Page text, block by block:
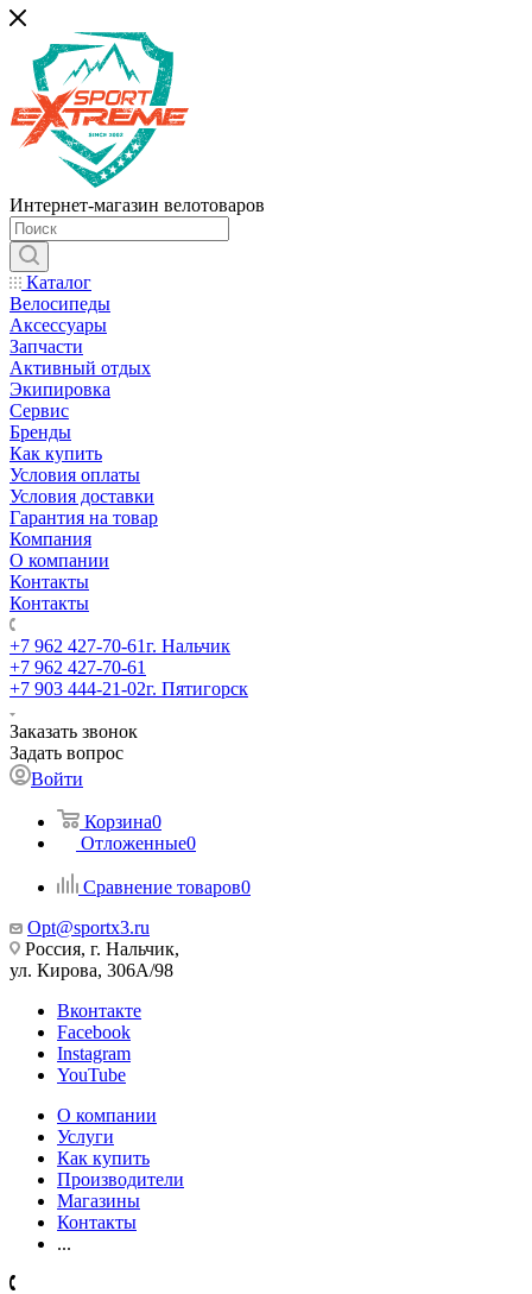
Интернет-магазин велотоваров
Каталог
Велосипеды
Аксессуары
Запчасти
Активный отдых
Экипировка
Сервис
Бренды
Как купить
Условия оплаты
Условия доставки
Гарантия на товар
Компания
О компании
Контакты
Контакты
+7 962 427-70-61г. Нальчик
+7 962 427-70-61
+7 903 444-21-02г. Пятигорск
Заказать звонок
Задать вопрос
Войти
Корзина0
Отложенные0
Сравнение товаров0
Opt@sportx3.ru
Россия, г. Нальчик,
ул. Кирова, 306А/98
Вконтакте
Facebook
Instagram
YouTube
О компании
Услуги
Как купить
Производители
Магазины
Контакты
...